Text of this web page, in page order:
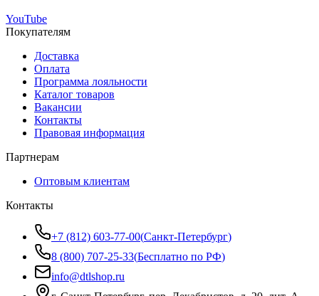
YouTube
Покупателям
Доставка
Оплата
Программа лояльности
Каталог товаров
Вакансии
Контакты
Правовая информация
Партнерам
Оптовым клиентам
Контакты
+7 (812) 603-77-00(Санкт-Петербург)
8 (800) 707-25-33(Бесплатно по РФ)
info@dtlshop.ru